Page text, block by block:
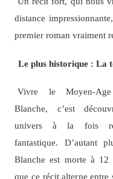
distance
premier roman vraiment
Le plus historique : La
Vivre le Moyen-
Blanche, c’est
univers à la fois
fantastique. D’autant
Blanche est morte à 12
que ce récit alterne entre